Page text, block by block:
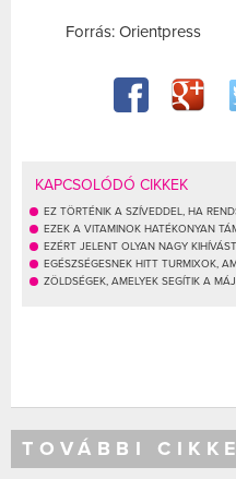
Forrás: Orientpress
KAPCSOLÓDÓ CIKKEK
EZ TÖRTÉNIK A SZÍVEDDEL, HA
EZEK A VITAMINOK HATÉKONYAN
EZÉRT JELENT OLYAN NAGY
EGÉSZSÉGESNEK HITT TURMIXOK,
ZÖLDSÉGEK, AMELYEK SEGÍTIK A
TOVÁBBI